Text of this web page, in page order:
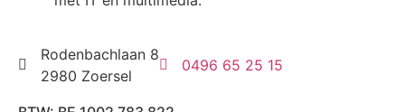
Rodenbachlaan 8
2980 Zoersel
0496 65 25 15